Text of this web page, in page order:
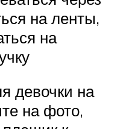
на ленты,
на
девочки на
на фото,